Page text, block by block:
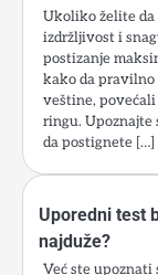
Ukoliko želite
izdržljivost i
postizanje
kako da
veštine,
ringu. Upoznajte
da postignete […]
Uporedni test
najduže?
Već ste